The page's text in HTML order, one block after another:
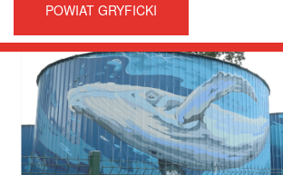
POWIAT GRYFICKI